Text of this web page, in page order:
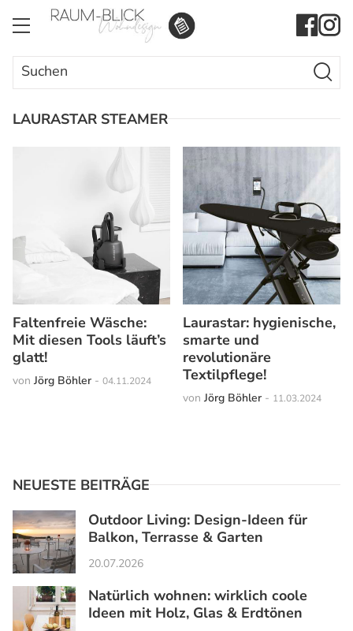
Search
for:
Search
LAURASTAR STEAMER
Faltenfreie Wäsche:
Mit diesen Tools läuft’s
glatt!
von Jörg Böhler - 04.11.2024
Laurastar: hygienische,
smarte und
revolutionäre
Textilpflege!
von Jörg Böhler - 11.03.2024
NEUESTE BEITRÄGE
Outdoor Living: Design-Ideen für
Balkon, Terrasse & Garten
20.07.2026
Natürlich wohnen: wirklich coole
Ideen mit Holz, Glas & Erdtönen